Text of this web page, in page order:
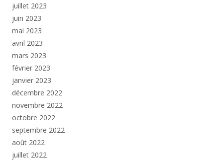
juillet 2023
juin 2023
mai 2023
avril 2023
mars 2023
février 2023
janvier 2023
décembre 2022
novembre 2022
octobre 2022
septembre 2022
août 2022
juillet 2022